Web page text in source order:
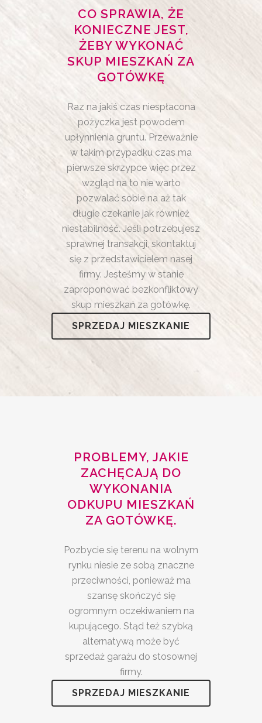
CO SPRAWIA, ŻE
KONIECZNE JEST,
ŻEBY WYKONAĆ
SKUP MIESZKAŃ ZA
GOTÓWKĘ
Raz na jakiś czas niespłacona
pożyczka jest powodem
upłynnienia gruntu. Przeważnie
w takim przypadku czas ma
pierwsze skrzypce więc przez
wzgląd na to nie warto
pozwalać sobie na aż tak
długie czekanie jak również
niestabilność. Jeśli potrzebujesz
sprawnej transakcji, skontaktuj
się z przedstawicielem nasej
firmy. Jesteśmy w stanie
zaproponować bezkonfliktowy
skup mieszkań za gotówkę.
SPRZEDAJ MIESZKANIE
PROBLEMY, JAKIE
ZACHĘCAJĄ DO
WYKONANIA
ODKUPU MIESZKAŃ
ZA GOTÓWKĘ.
Pozbycie się terenu na wolnym
rynku niesie ze sobą znaczne
przeciwności, ponieważ ma
szansę skończyć się
ogromnym oczekiwaniem na
kupującego. Stąd też szybką
alternatywą może być
sprzedaż garażu do stosownej
firmy.
SPRZEDAJ MIESZKANIE